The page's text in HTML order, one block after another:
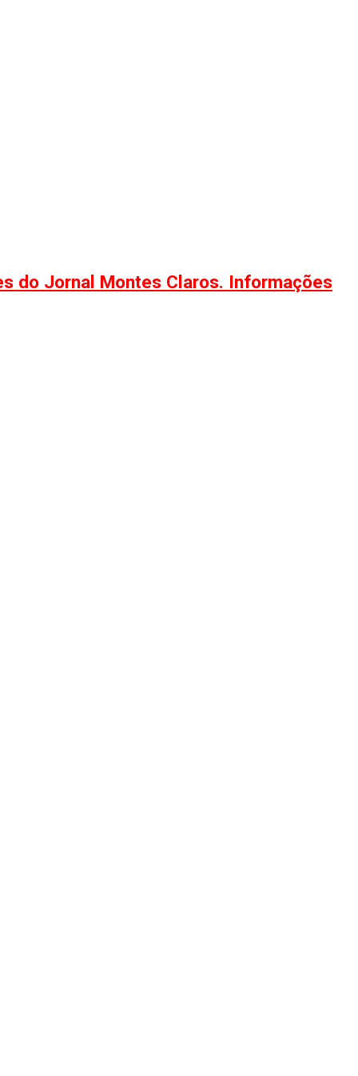
do Jornal Montes Claros. Informações